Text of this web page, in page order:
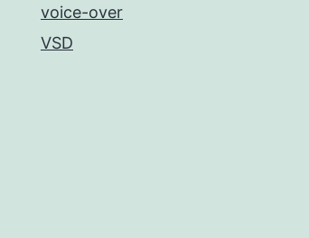
voice-over
VSD